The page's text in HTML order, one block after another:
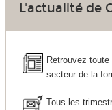
L'actualité de
Retrouvez
secteur de la
Tous les